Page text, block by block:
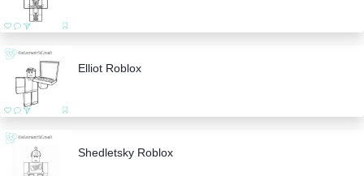
Elliot Roblox
Shedletsky Roblox